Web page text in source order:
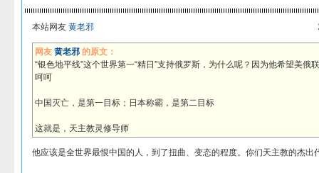
本站网友 黄老邪
网友 黄老邪的原文：
“银色地平线”这个世界第一“精日”支持俄罗斯，为什么呢？因为他希望美俄
呵呵
中国灭亡，是第一目标；日本称霸，是第二目标
这就是，天主教灵修导师
他应该是全世界最恨中国的人，到了扭曲、变态的程度。你们天主教的杰出